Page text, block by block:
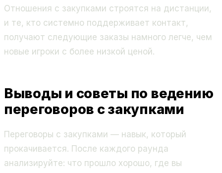
Отношения с закупками строятся на дистанции,
и те, кто системно поддерживает контакт,
получают следующие заказы намного легче, чем
новые игроки с более низкой ценой.
Выводы и советы по ведению
переговоров с закупками
Переговоры с закупками — навык, который
прокачивается. После каждого раунда
анализируйте: что прошло хорошо, где вы